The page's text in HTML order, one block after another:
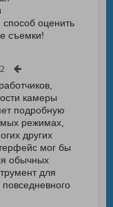
оценить
съемки!
камеры
подробную
режимах,
других
мог бы
обычных
для